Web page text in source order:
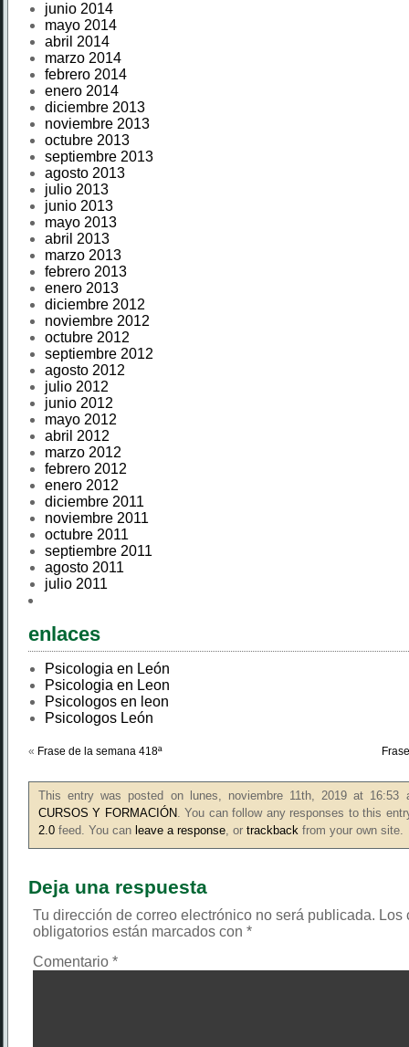
junio 2014
mayo 2014
abril 2014
marzo 2014
febrero 2014
enero 2014
diciembre 2013
noviembre 2013
octubre 2013
septiembre 2013
agosto 2013
julio 2013
junio 2013
mayo 2013
abril 2013
marzo 2013
febrero 2013
enero 2013
diciembre 2012
noviembre 2012
octubre 2012
septiembre 2012
agosto 2012
julio 2012
junio 2012
mayo 2012
abril 2012
marzo 2012
febrero 2012
enero 2012
diciembre 2011
noviembre 2011
octubre 2011
septiembre 2011
agosto 2011
julio 2011
enlaces
Psicologia en León
Psicologia en Leon
Psicologos en leon
Psicologos León
« Frase de la semana 418ª
This entry was posted on lunes, noviembre 11th, 2019 at 16:53
CURSOS Y FORMACIÓN. You can follow any responses to this
2.0 feed. You can leave a response, or trackback from your own site.
Deja una respuesta
Tu dirección de correo electrónico no será publicada. Los
obligatorios están marcados con *
Comentario *